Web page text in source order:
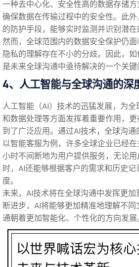
一种去中心化、安全性高的数据存储
确保数据在传输过程中的安全性。此
的防护手段，能够实时监测并识别潜在
然而，全球范围内的数据安全保护仍
隐私的理解存在不小的分歧。因此，
是未来全球沟通中亟待解决的一个关键
4、人工智能与全球沟通的深
人工智能（AI）技术的迅猛发展，为
和数据处理等方面发挥着重要作用，
到了广泛应用。通过AI技术，全球沟通
以智能客服为例，许多全球企业已经
小时不间断地为用户提供服务，无论
时，AI还能够根据客户的需求和历史
度。
未来，AI技术将在全球沟通中发挥更
断进步，AI将能够更加精准地理解不
通朝着更加智能化、个性化的方向发展